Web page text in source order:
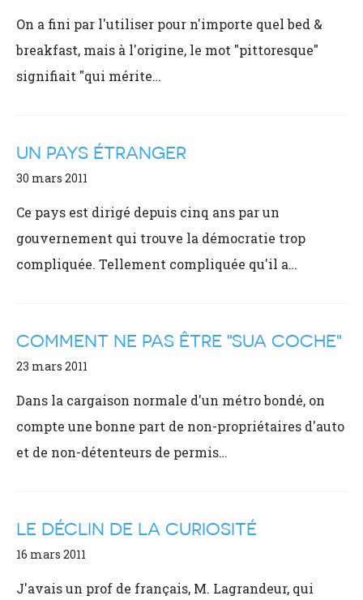
On a fini par l'utiliser pour n'importe quel bed &
breakfast, mais à l'origine, le mot "pittoresque"
signifiait "qui mérite…
UN PAYS ÉTRANGER
30 mars 2011
Ce pays est dirigé depuis cinq ans par un
gouvernement qui trouve la démocratie trop
compliquée. Tellement compliquée qu'il a…
COMMENT NE PAS ÊTRE "SUA COCHE"
23 mars 2011
Dans la cargaison normale d'un métro bondé, on
compte une bonne part de non-propriétaires d'auto
et de non-détenteurs de permis…
LE DÉCLIN DE LA CURIOSITÉ
16 mars 2011
J'avais un prof de français, M. Lagrandeur, qui